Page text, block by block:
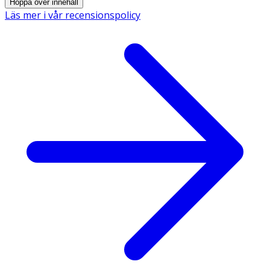
7 mg
* Dagligt referensintag. ** DRI ej fastställd
Innehåll
Glukos-fruktossirap, socker, vatten, majsstärkelse, järn
(järnpyrofosfat), surhetsreglerande medel (äppelsyra),
naturlig arom (persika), svartmorotsextrakt, vegetabilisk
olja (kokos,raps), ytbehandlingsmedel (karnaubavax)
Hoppa över innehåll
Läs mer i vår recensionspolicy